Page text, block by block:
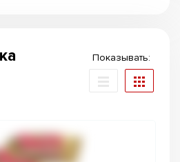
Показывать: